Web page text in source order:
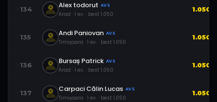
134 Alex todorut AVS
Arad · 1 ev. · best 1.050
1.050
135 Andi Paniovan AVS
Timișoara · 1 ev. · best 1.050
1.050
136 Bursaș Patrick AVS
Arad · 1 ev. · best 1.050
1.050
137 Carpaci Călin Lucas AVS
Timișoara · 1 ev. · best 1.050
1.050